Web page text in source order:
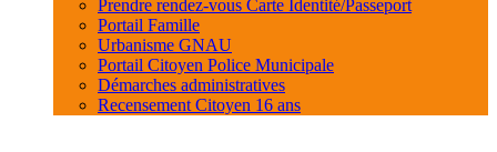
Prendre rendez-vous Carte Identité/Passeport
Portail Famille
Urbanisme GNAU
Portail Citoyen Police Municipale
Démarches administratives
Recensement Citoyen 16 ans